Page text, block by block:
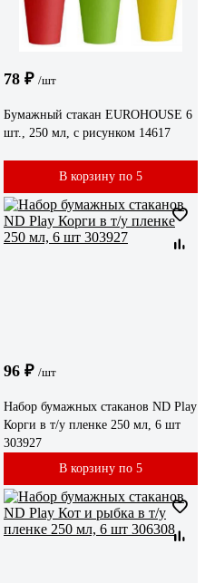
78 ₽ /шт
Бумажный стакан EUROHOUSE 6
шт., 250 мл, с рисунком 14617
В корзину по 5
96 ₽ /шт
Набор бумажных стаканов ND Play
Корги в т/у пленке 250 мл, 6 шт
303927
В корзину по 5